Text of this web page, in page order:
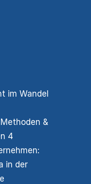
im Wandel
&
4
in der